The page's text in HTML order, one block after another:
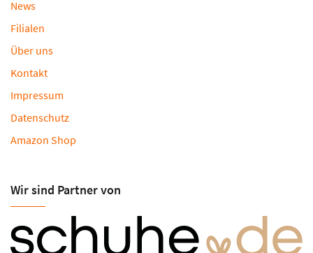
News
Filialen
Über uns
Kontakt
Impressum
Datenschutz
Amazon Shop
Wir sind Partner von